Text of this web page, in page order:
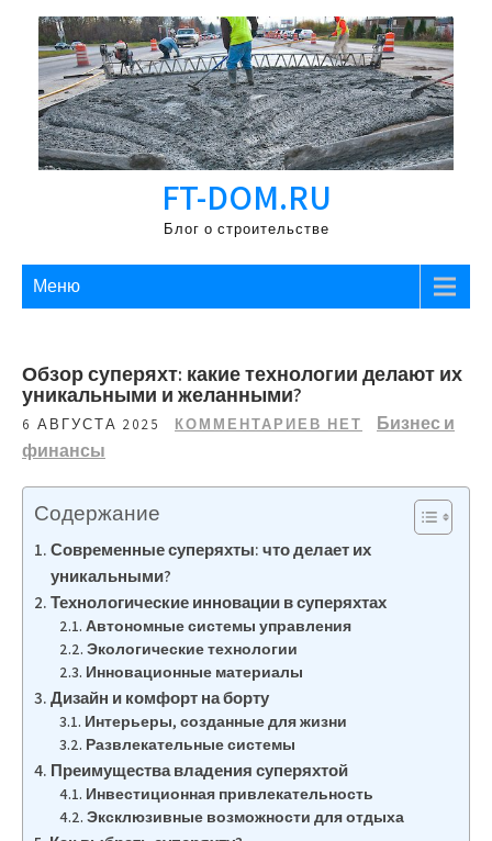
Перейти
содержимому
FT-DOM.RU
Блог о строительстве
Меню
Обзор суперяхт: какие технологии делают их
уникальными и желанными?
6 АВГУСТА 2025 КОММЕНТАРИЕВ НЕТ
Бизнес и
финансы
Содержание
Современные суперяхты: что делает их
уникальными?
Технологические инновации в суперяхтах
Автономные системы управления
Экологические технологии
Инновационные материалы
Дизайн и комфорт на борту
Интерьеры, созданные для жизни
Развлекательные системы
Преимущества владения суперяхтой
Инвестиционная привлекательность
Эксклюзивные возможности для отдыха